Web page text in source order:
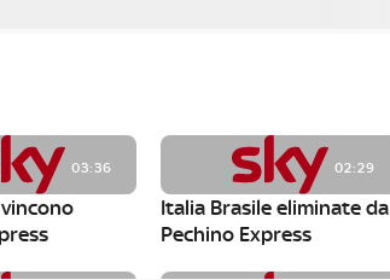
03:36
vincono
02:29
Italia Brasile eliminate da
Pechino Express